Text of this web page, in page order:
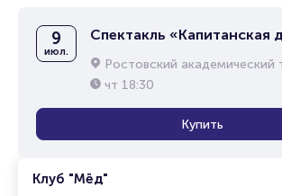
Клуб "Мёд"
9
июл.
Спектакль «Капитанская
Ростовский академический театр
чт 18:30
Купить